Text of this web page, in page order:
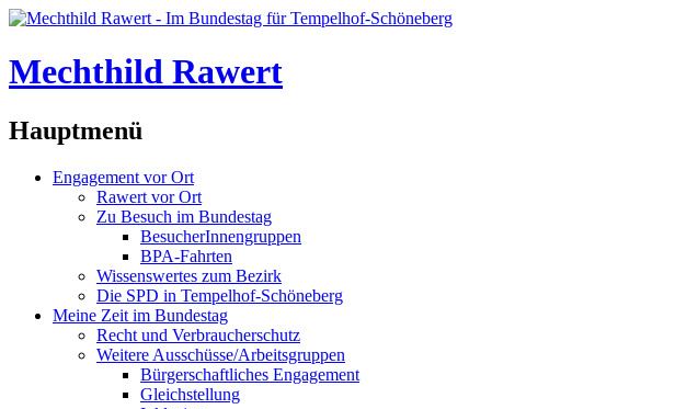
Mechthild Rawert
Hauptmenü
Engagement vor Ort
Rawert vor Ort
Zu Besuch im Bundestag
BesucherInnengruppen
BPA-Fahrten
Wissenswertes zum Bezirk
Die SPD in Tempelhof-Schöneberg
Meine Zeit im Bundestag
Recht und Verbraucherschutz
Weitere Ausschüsse/Arbeitsgruppen
Bürgerschaftliches Engagement
Gleichstellung